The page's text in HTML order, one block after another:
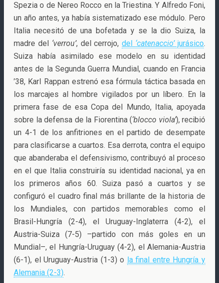
Spezia o de Nereo Rocco en la Triestina. Y Alfredo Foni,
un año antes, ya había sistematizado ese módulo. Pero
Italia necesitó de una bofetada y se la dio Suiza, la
madre del ‘verrou’, del cerrojo,del ‘catenaccio’jurásico.
Suiza había asimilado ese modelo en su identidad
antes de la Segunda Guerra Mundial, cuando en Francia
’38, Karl Rappan estrenó esa fórmula táctica basada en
los marcajes al hombre vigilados por un líbero. En la
primera fase de esa Copa del Mundo, Italia, apoyada
sobre la defensa de la Fiorentina (‘blocco viola’), recibió
un 4-1 de los anfitriones en el partido de desempate
para clasificarse a cuartos. Esa derrota, contra el equipo
que abanderaba el defensivismo, contribuyó al proceso
en el que Italia construiría su identidad nacional, ya en
los primeros años 60. Suiza pasó a cuartos y se
configuró el cuadro final más brillante de la historia de
los Mundiales, con partidos memorables como el
Brasil-Hungría (2-4), el Uruguay-Inglaterra (4-2), el
Austria-Suiza (7-5) –partido con más goles en un
Mundial–, el Hungría-Uruguay (4-2), el Alemania-Austria
(6-1), el Uruguay-Austria (1-3) o la final entre Hungría y
Alemania (2-3).